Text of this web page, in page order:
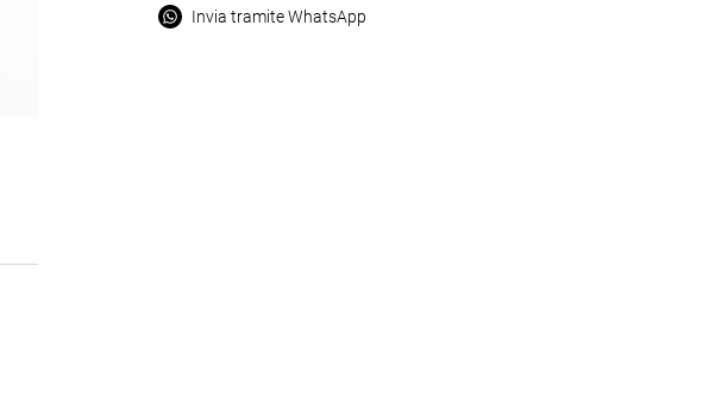
Invia tramite WhatsApp